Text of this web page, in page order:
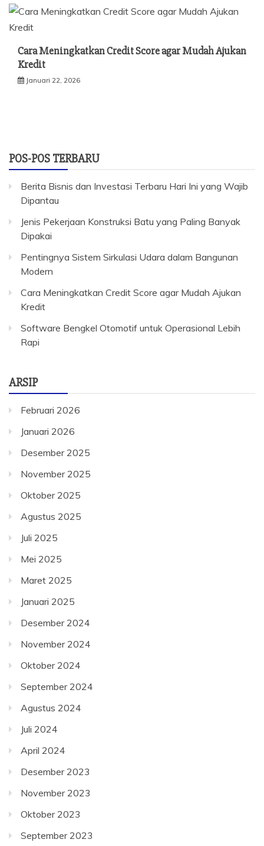
Cara Meningkatkan Credit Score agar Mudah Ajukan
Kredit
Januari 22, 2026
POS-POS TERBARU
Berita Bisnis dan Investasi Terbaru Hari Ini yang Wajib
Dipantau
Jenis Pekerjaan Konstruksi Batu yang Paling Banyak
Dipakai
Pentingnya Sistem Sirkulasi Udara dalam Bangunan
Modern
Cara Meningkatkan Credit Score agar Mudah Ajukan
Kredit
Software Bengkel Otomotif untuk Operasional Lebih
Rapi
ARSIP
Februari 2026
Januari 2026
Desember 2025
November 2025
Oktober 2025
Agustus 2025
Juli 2025
Mei 2025
Maret 2025
Januari 2025
Desember 2024
November 2024
Oktober 2024
September 2024
Agustus 2024
Juli 2024
April 2024
Desember 2023
November 2023
Oktober 2023
September 2023